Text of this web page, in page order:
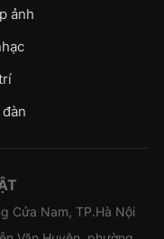
ảnh
Cửa Nam, TP.Hà Nội